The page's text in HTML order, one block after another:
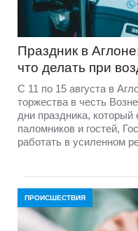
Праздник в
что делать при
С 11 по 15 августа в
торжества в честь
дни праздника, который
паломников и гостей,
работать в усиленном
ПРОИСШЕСТВИЯ